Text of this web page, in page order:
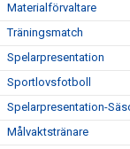
Materialförvaltare
Träningsmatch
Spelarpresentation
Sportlovsfotboll
Spelarpresentation-
Målvaktstränare